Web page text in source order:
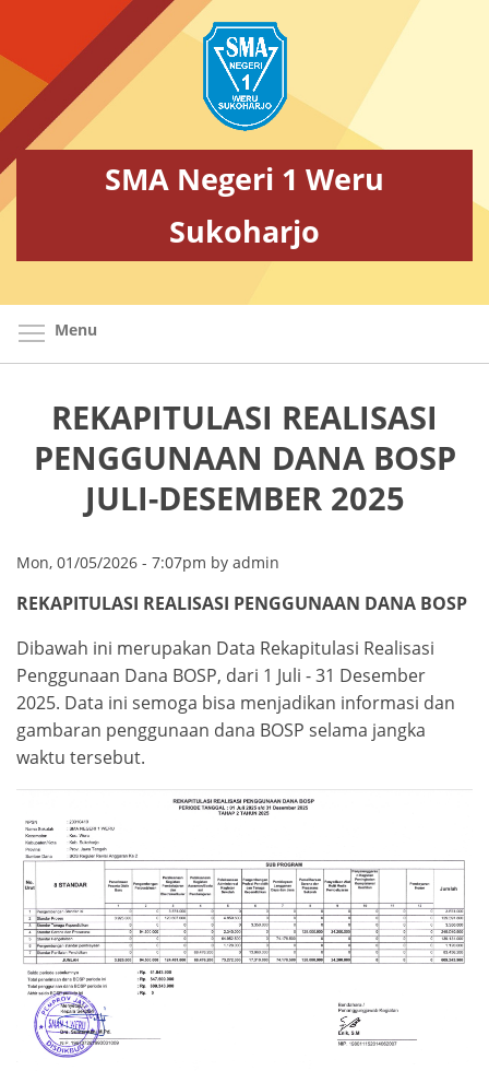
main
content
SMA Negeri 1 Weru
Sukoharjo
Menu
REKAPITULASI REALISASI
PENGGUNAAN DANA BOSP
JULI-DESEMBER 2025
Mon, 01/05/2026 - 7:07pm by admin
REKAPITULASI REALISASI PENGGUNAAN DANA BOSP
Dibawah ini merupakan Data Rekapitulasi Realisasi
Penggunaan Dana BOSP, dari 1 Juli - 31 Desember
2025. Data ini semoga bisa menjadikan informasi dan
gambaran penggunaan dana BOSP selama jangka
waktu tersebut.